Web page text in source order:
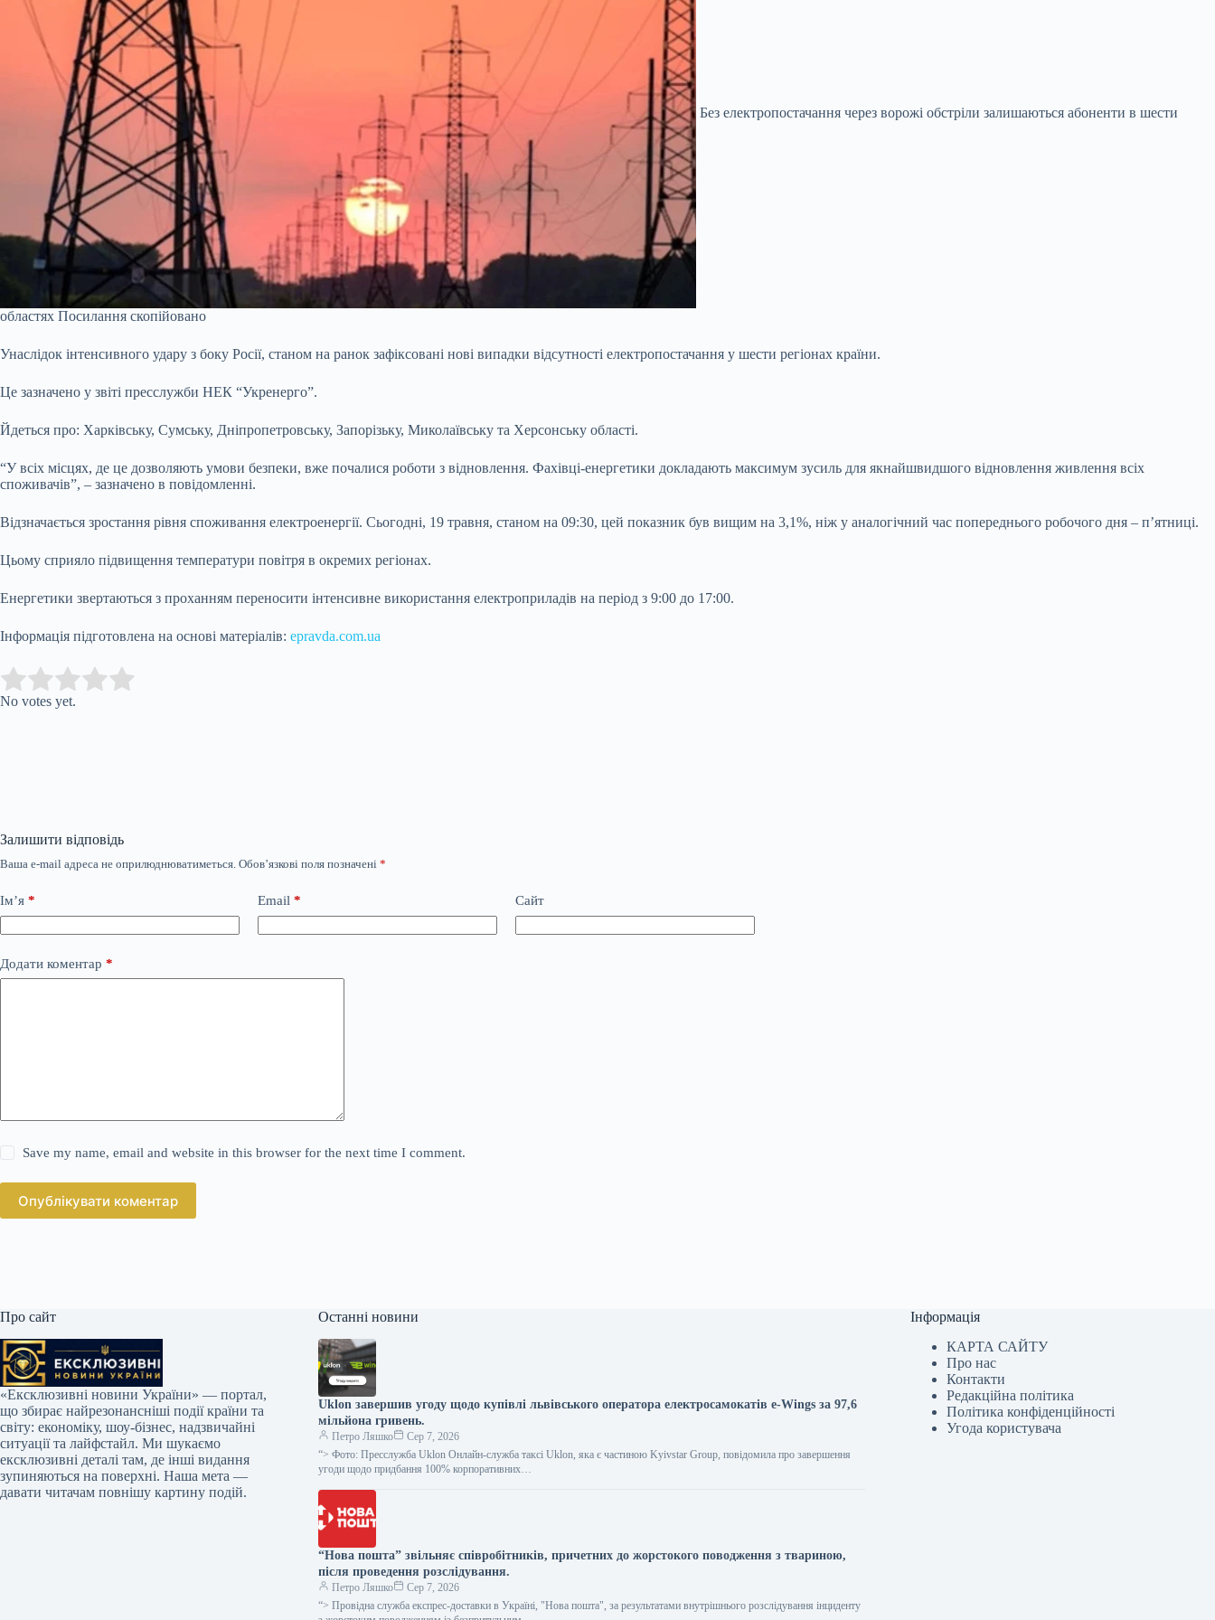
Без електропостачання через ворожі обстріли залишаються абоненти в шести
областях Посилання скопійовано
Унаслідок інтенсивного удару з боку Росії, станом на ранок зафіксовані нові випадки відсутності електропостачання у шести регіонах країни.
Це зазначено у звіті пресслужби НЕК “Укренерго”.
Йдеться про: Харківську, Сумську, Дніпропетровську, Запорізьку, Миколаївську та Херсонську області.
“У всіх місцях, де це дозволяють умови безпеки, вже почалися роботи з відновлення. Фахівці-енергетики докладають максимум зусиль для якнайшвидшого відновлення живлення всіх
споживачів”, – зазначено в повідомленні.
Відзначається зростання рівня споживання електроенергії. Сьогодні, 19 травня, станом на 09:30, цей показник був вищим на 3,1%, ніж у аналогічний час попереднього робочого дня – п’ятниці.
Цьому сприяло підвищення температури повітря в окремих регіонах.
Енергетики звертаються з проханням переносити інтенсивне використання електроприладів на період з 9:00 до 17:00.
Інформація підготовлена на основі матеріалів: epravda.com.ua
Rate this item:
No votes yet.
Залишити відповідь
Ваша e-mail адреса не оприлюднюватиметься. Обов’язкові поля позначені *
Ім’я * Email * Сайт
Додати коментар *
Save my name, email and website in this browser for the next time I comment.
Опублікувати коментар
Про сайт
«Ексклюзивні новини України» — портал,
що збирає найрезонансніші події країни та
світу: економіку, шоу-бізнес, надзвичайні
ситуації та лайфстайл. Ми шукаємо
ексклюзивні деталі там, де інші видання
зупиняються на поверхні. Наша мета —
давати читачам повнішу картину подій.
Останні новини
Uklon завершив угоду щодо купівлі львівського оператора електросамокатів e-Wings за 97,6
мільйона гривень.
Петро Ляшко
Сер 7, 2026
“> Фото: Пресслужба Uklon Онлайн-служба таксі Uklon, яка є частиною Kyivstar Group, повідомила про завершення
угоди щодо придбання 100% корпоративних…
“Нова пошта” звільняє співробітників, причетних до жорстокого поводження з твариною,
після проведення розслідування.
Петро Ляшко
Сер 7, 2026
“> Провідна служба експрес-доставки в Україні, "Нова пошта", за результатами внутрішнього розслідування інциденту
Інформація
КАРТА САЙТУ
Про нас
Контакти
Редакційна політика
Політика конфіденційності
Угода користувача